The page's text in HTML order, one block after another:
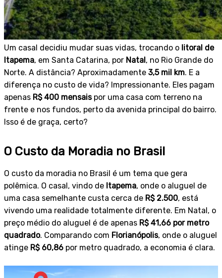
Um casal decidiu mudar suas vidas, trocando o litoral de
Itapema, em Santa Catarina, por Natal, no Rio Grande do
Norte. A distância? Aproximadamente 3,5 mil km. E a
diferença no custo de vida? Impressionante. Eles pagam
apenas R$ 400 mensaispor uma casa com terreno na
frente e nos fundos, perto da avenida principal do bairro.
Isso é de graça, certo?
O Custo da Moradia no Brasil
O custo da moradia no Brasil é um tema que gera
polêmica. O casal, vindo de Itapema, onde o aluguel de
uma casa semelhante custa cerca de R$ 2.500, está
vivendo uma realidade totalmente diferente. Em Natal, o
preço médio do aluguel é de apenas R$ 41,66 por metro
quadrado. Comparando com Florianópolis, onde o aluguel
atinge R$ 60,86 por metro quadrado, a economia é clara.